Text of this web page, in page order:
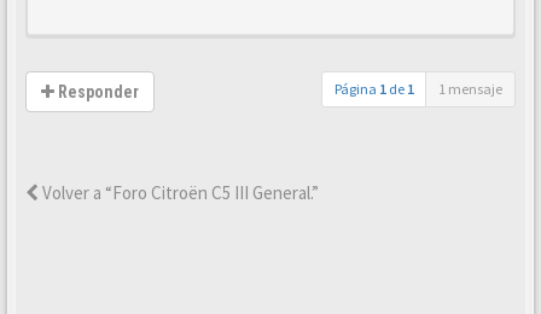
Responder Página 1 de 1 1 mensaje
Volver a “Foro Citroën C5 III General.”